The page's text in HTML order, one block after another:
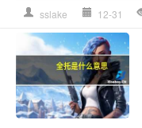
sslake 12-31